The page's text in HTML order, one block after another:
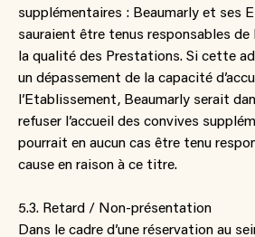
supplémentaires : Beaumarly et ses
sauraient être tenus responsables de
la qualité des Prestations. Si cette
un dépassement de la capacité
l’Etablissement, Beaumarly serait
refuser l’accueil des convives
pourrait en aucun cas être tenu
cause en raison à ce titre.
5.3. Retard / Non-présentation
Dans le cadre d’une réservation au